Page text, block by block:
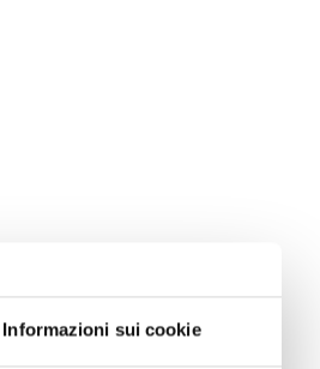
Informazioni sui cookie